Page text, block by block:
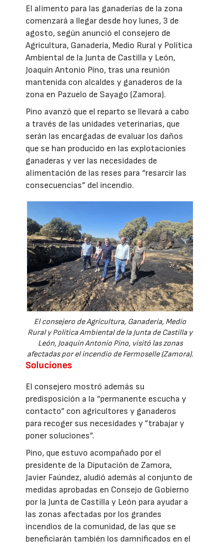
El alimento para las ganaderías de la zona
comenzará a llegar desde hoy lunes, 3 de
agosto, según anunció el consejero de
Agricultura, Ganadería, Medio Rural y Política
Ambiental de la Junta de Castilla y León,
Joaquín Antonio Pino, tras una reunión
mantenida con alcaldes y ganaderos de la
zona en Pazuelo de Sayago (Zamora).
Pino avanzó que el reparto se llevará a cabo
a través de las unidades veterinarias, que
serán las encargadas de evaluar los daños
que se han producido en las explotacionies
ganaderas y ver las necesidades de
alimentación de las reses para “resarcir las
consecuencias” del incendio.
El consejero de Agricultura, Ganadería, Medio
Rural y Política Ambiental de la Junta de Castilla y
León, Joaquín Antonio Pino, visitó las zonas
afectadas por el incendio de Fermoselle (Zamora).
Soluciones
El consejero mostró además su
predisposición a la “permanente escucha y
contacto“ con agricultores y ganaderos
para recoger sus necesidades y ”trabajar y
poner soluciones”.
Pino, que estuvo acompañado por el
presidente de la Diputación de Zamora,
Javier Faúndez, aludió además al conjunto de
medidas aprobadas en Consejo de Gobierno
por la Junta de Castilla y León para ayudar a
las zonas afectadas por los grandes
incendios de la comunidad, de las que se
beneficiarán también los damnificados en el